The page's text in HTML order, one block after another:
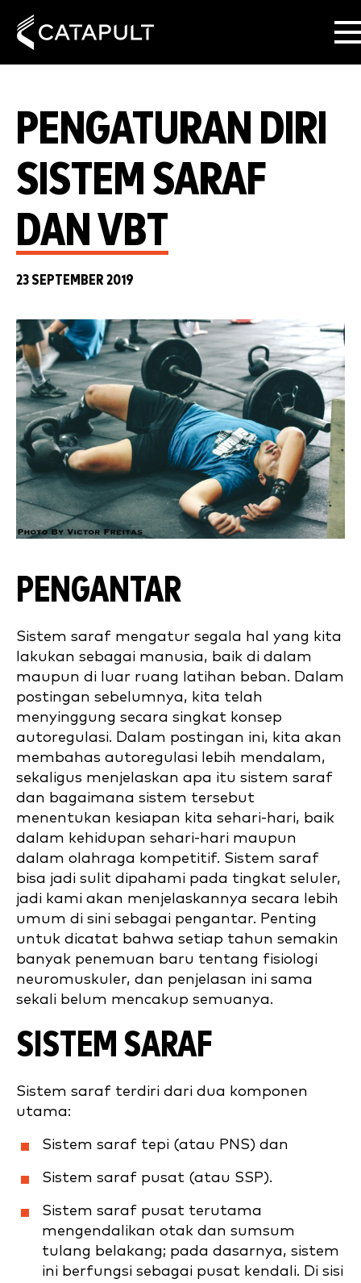
PENGATURAN DIRI
SISTEM SARAF
DAN VBT
23 SEPTEMBER 2019
PENGANTAR
Sistem saraf mengatur segala hal yang kita
lakukan sebagai manusia, baik di dalam
maupun di luar ruang latihan beban. Dalam
postingan sebelumnya, kita telah
menyinggung secara singkat konsep
autoregulasi. Dalam postingan ini, kita akan
membahas autoregulasi lebih mendalam,
sekaligus menjelaskan apa itu sistem saraf
dan bagaimana sistem tersebut
menentukan kesiapan kita sehari-hari, baik
dalam kehidupan sehari-hari maupun
dalam olahraga kompetitif. Sistem saraf
bisa jadi sulit dipahami pada tingkat seluler,
jadi kami akan menjelaskannya secara lebih
umum di sini sebagai pengantar. Penting
untuk dicatat bahwa setiap tahun semakin
banyak penemuan baru tentang fisiologi
neuromuskuler, dan penjelasan ini sama
sekali belum mencakup semuanya.
SISTEM SARAF
Sistem saraf terdiri dari dua komponen
utama:
Sistem saraf tepi (atau PNS) dan
Sistem saraf pusat (atau SSP).
Sistem saraf pusat terutama
mengendalikan otak dan sumsum
tulang belakang; pada dasarnya, sistem
ini berfungsi sebagai pusat kendali. Di sisi